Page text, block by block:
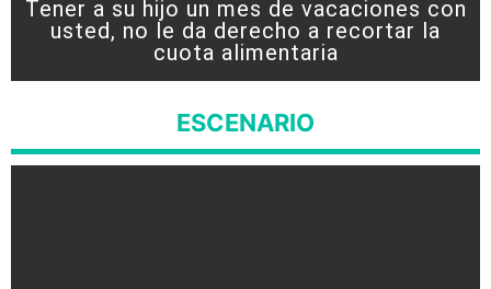
Tener a su hijo un mes de vacaciones con
usted, no le da derecho a recortar la
cuota alimentaria
ESCENARIO